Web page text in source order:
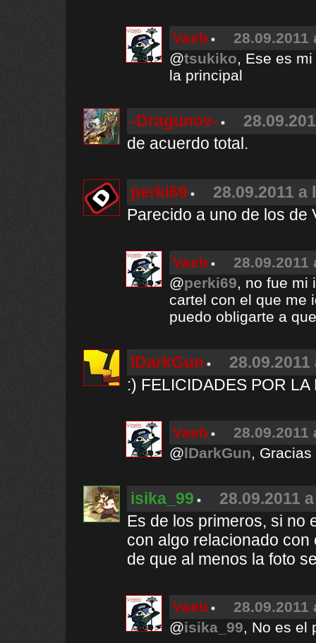
Vaeb
28.09.2011
@tsukiko, Ese es
la principal
-Dragunov-
de acuerdo total.
perki69
28.09.2011 a
Parecido a uno de los de
Vaeb
28.09.2011
@perki69, no fue mi
cartel con el que me
puedo obligarte a
lDarkGun
:) FELICIDADES POR LA
Vaeb
28.09.2011
@lDarkGun,
isika_99
28.09.2011
Es de los primeros, si no
con algo relacionado
de que al menos la foto
Vaeb
28.09.2011
@isika_99, No es el